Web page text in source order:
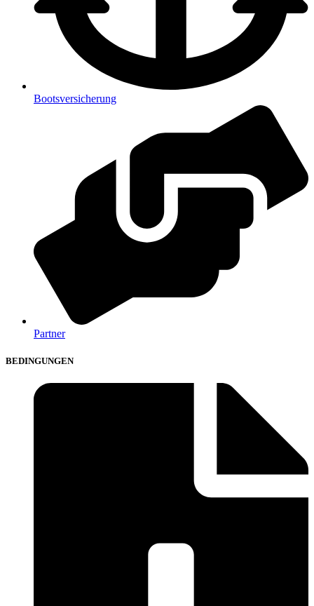
Bootsversicherung
Partner
BEDINGUNGEN